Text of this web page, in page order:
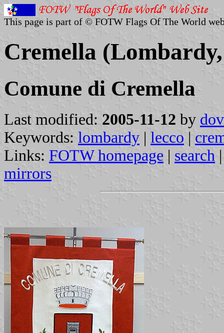
This page is part of © FOTW Flags Of The World
Cremella
Comune di Cremella
Last modified: 2005-11-12 by
Keywords: lombardy | lecco |
Links: FOTW homepage | search
mirrors